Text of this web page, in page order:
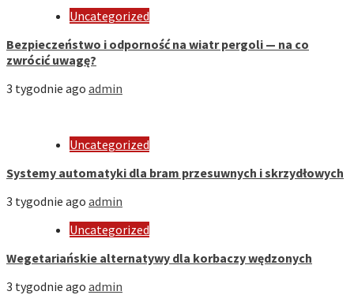
Uncategorized
Bezpieczeństwo i odporność na wiatr pergoli — na co
zwrócić uwagę?
3 tygodnie ago admin
Uncategorized
Systemy automatyki dla bram przesuwnych i skrzydłowych
3 tygodnie ago admin
Uncategorized
Wegetariańskie alternatywy dla korbaczy wędzonych
3 tygodnie ago admin